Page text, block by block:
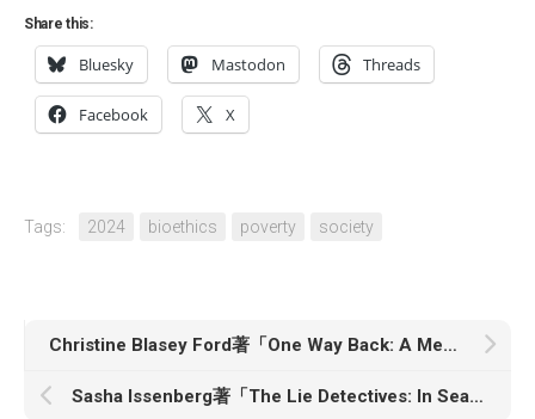
Share this:
Bluesky Mastodon Threads
Facebook X
Tags: 2024 bioethics poverty society
Christine Blasey Ford著「One Way Back: A Memoir」
Sasha Issenberg著「The Lie Detectives: In Search of a Playbook for Winning Elections in the Disinformation Age」